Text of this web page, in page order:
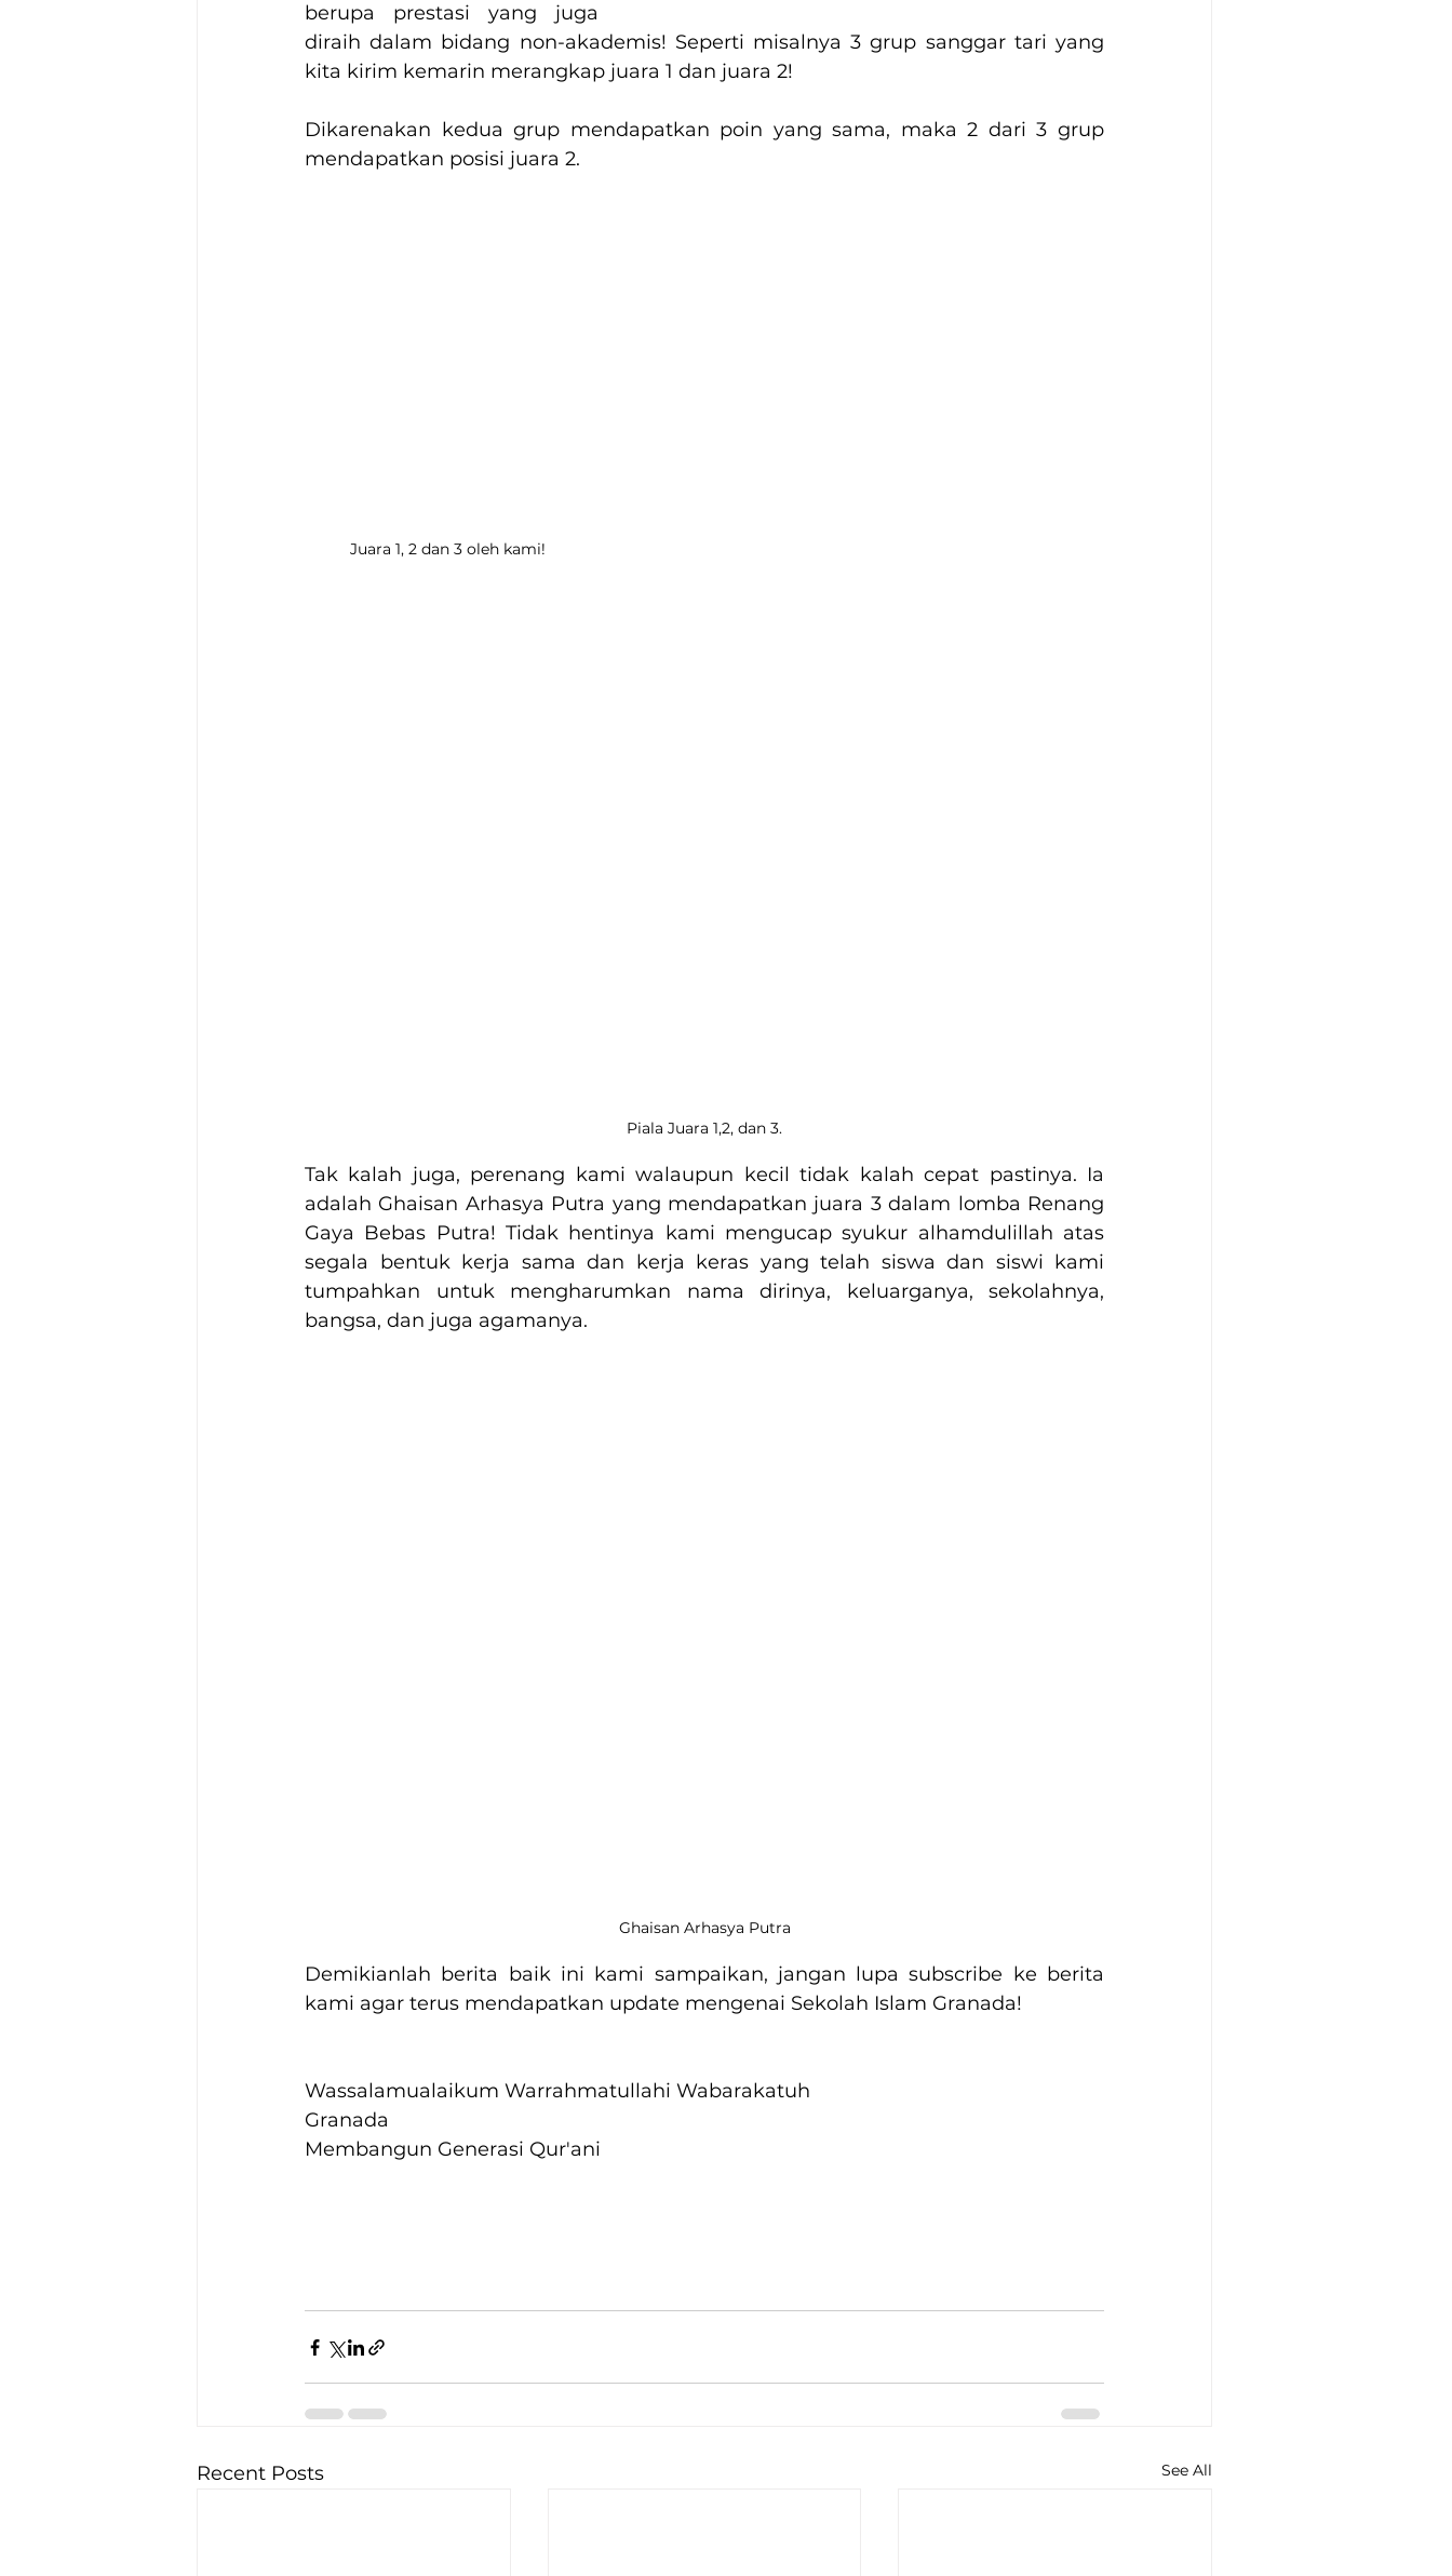
berupa prestasi yang juga
diraih dalam bidang non-akademis! Seperti misalnya 3 grup sanggar tari yang
kita kirim kemarin merangkap juara 1 dan juara 2!
Dikarenakan kedua grup mendapatkan poin yang sama, maka 2 dari 3 grup
mendapatkan posisi juara 2.
Juara 1, 2 dan 3 oleh kami!
Piala Juara 1,2, dan 3.
Tak kalah juga, perenang kami walaupun kecil tidak kalah cepat pastinya. Ia
adalah Ghaisan Arhasya Putra yang mendapatkan juara 3 dalam lomba Renang
Gaya Bebas Putra! Tidak hentinya kami mengucap syukur alhamdulillah atas
segala bentuk kerja sama dan kerja keras yang telah siswa dan siswi kami
tumpahkan untuk mengharumkan nama dirinya, keluarganya, sekolahnya,
bangsa, dan juga agamanya.
Ghaisan Arhasya Putra
Demikianlah berita baik ini kami sampaikan, jangan lupa subscribe ke berita
kami agar terus mendapatkan update mengenai Sekolah Islam Granada!
Wassalamualaikum Warrahmatullahi Wabarakatuh
Granada
Membangun Generasi Qur'ani
Recent Posts See All